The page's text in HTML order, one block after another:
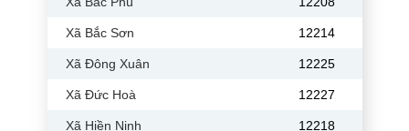
Xã Bắc Sơn 12214
Xã Đông Xuân 12225
Xã Đức Hoà 12227
Xã Hiền Ninh 12218